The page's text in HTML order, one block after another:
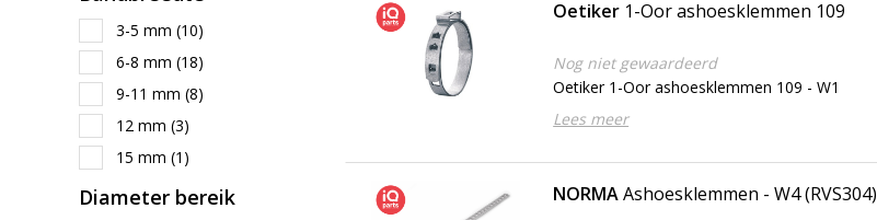
3-5 mm (10)
6-8 mm (18)
9-11 mm (8)
12 mm (3)
15 mm (1)
Diameter bereik
Oetiker 1-Oor ashoesklemmen 109
Nog niet gewaardeerd
Oetiker 1-Oor ashoesklemmen 109 - W1
Lees meer
NORMAAshoesklemmen - W4 (RVS304)